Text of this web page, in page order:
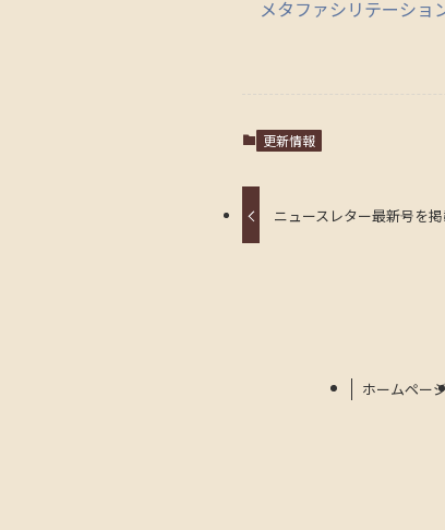
メタファシリテーショ
更新情報
ニュースレター最新号を
ホームページ